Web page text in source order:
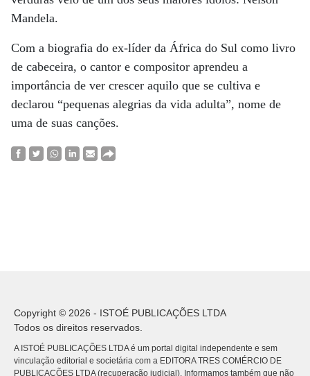
Mandela.
Com a biografia do ex-líder da África do Sul como livro
de cabeceira, o cantor e compositor aprendeu a
importância de ver crescer aquilo que se cultiva e
declarou “pequenas alegrias da vida adulta”, nome de
uma de suas canções.
Copyright © 2026 - ISTOÉ PUBLICAÇÕES LTDA
Todos os direitos reservados.
A ISTOÉ PUBLICAÇÕES LTDA é um portal digital independente e sem
vinculação editorial e societária com a EDITORA TRES COMÉRCIO DE
PUBLICACÕES LTDA (recuperação judicial). Informamos também que não